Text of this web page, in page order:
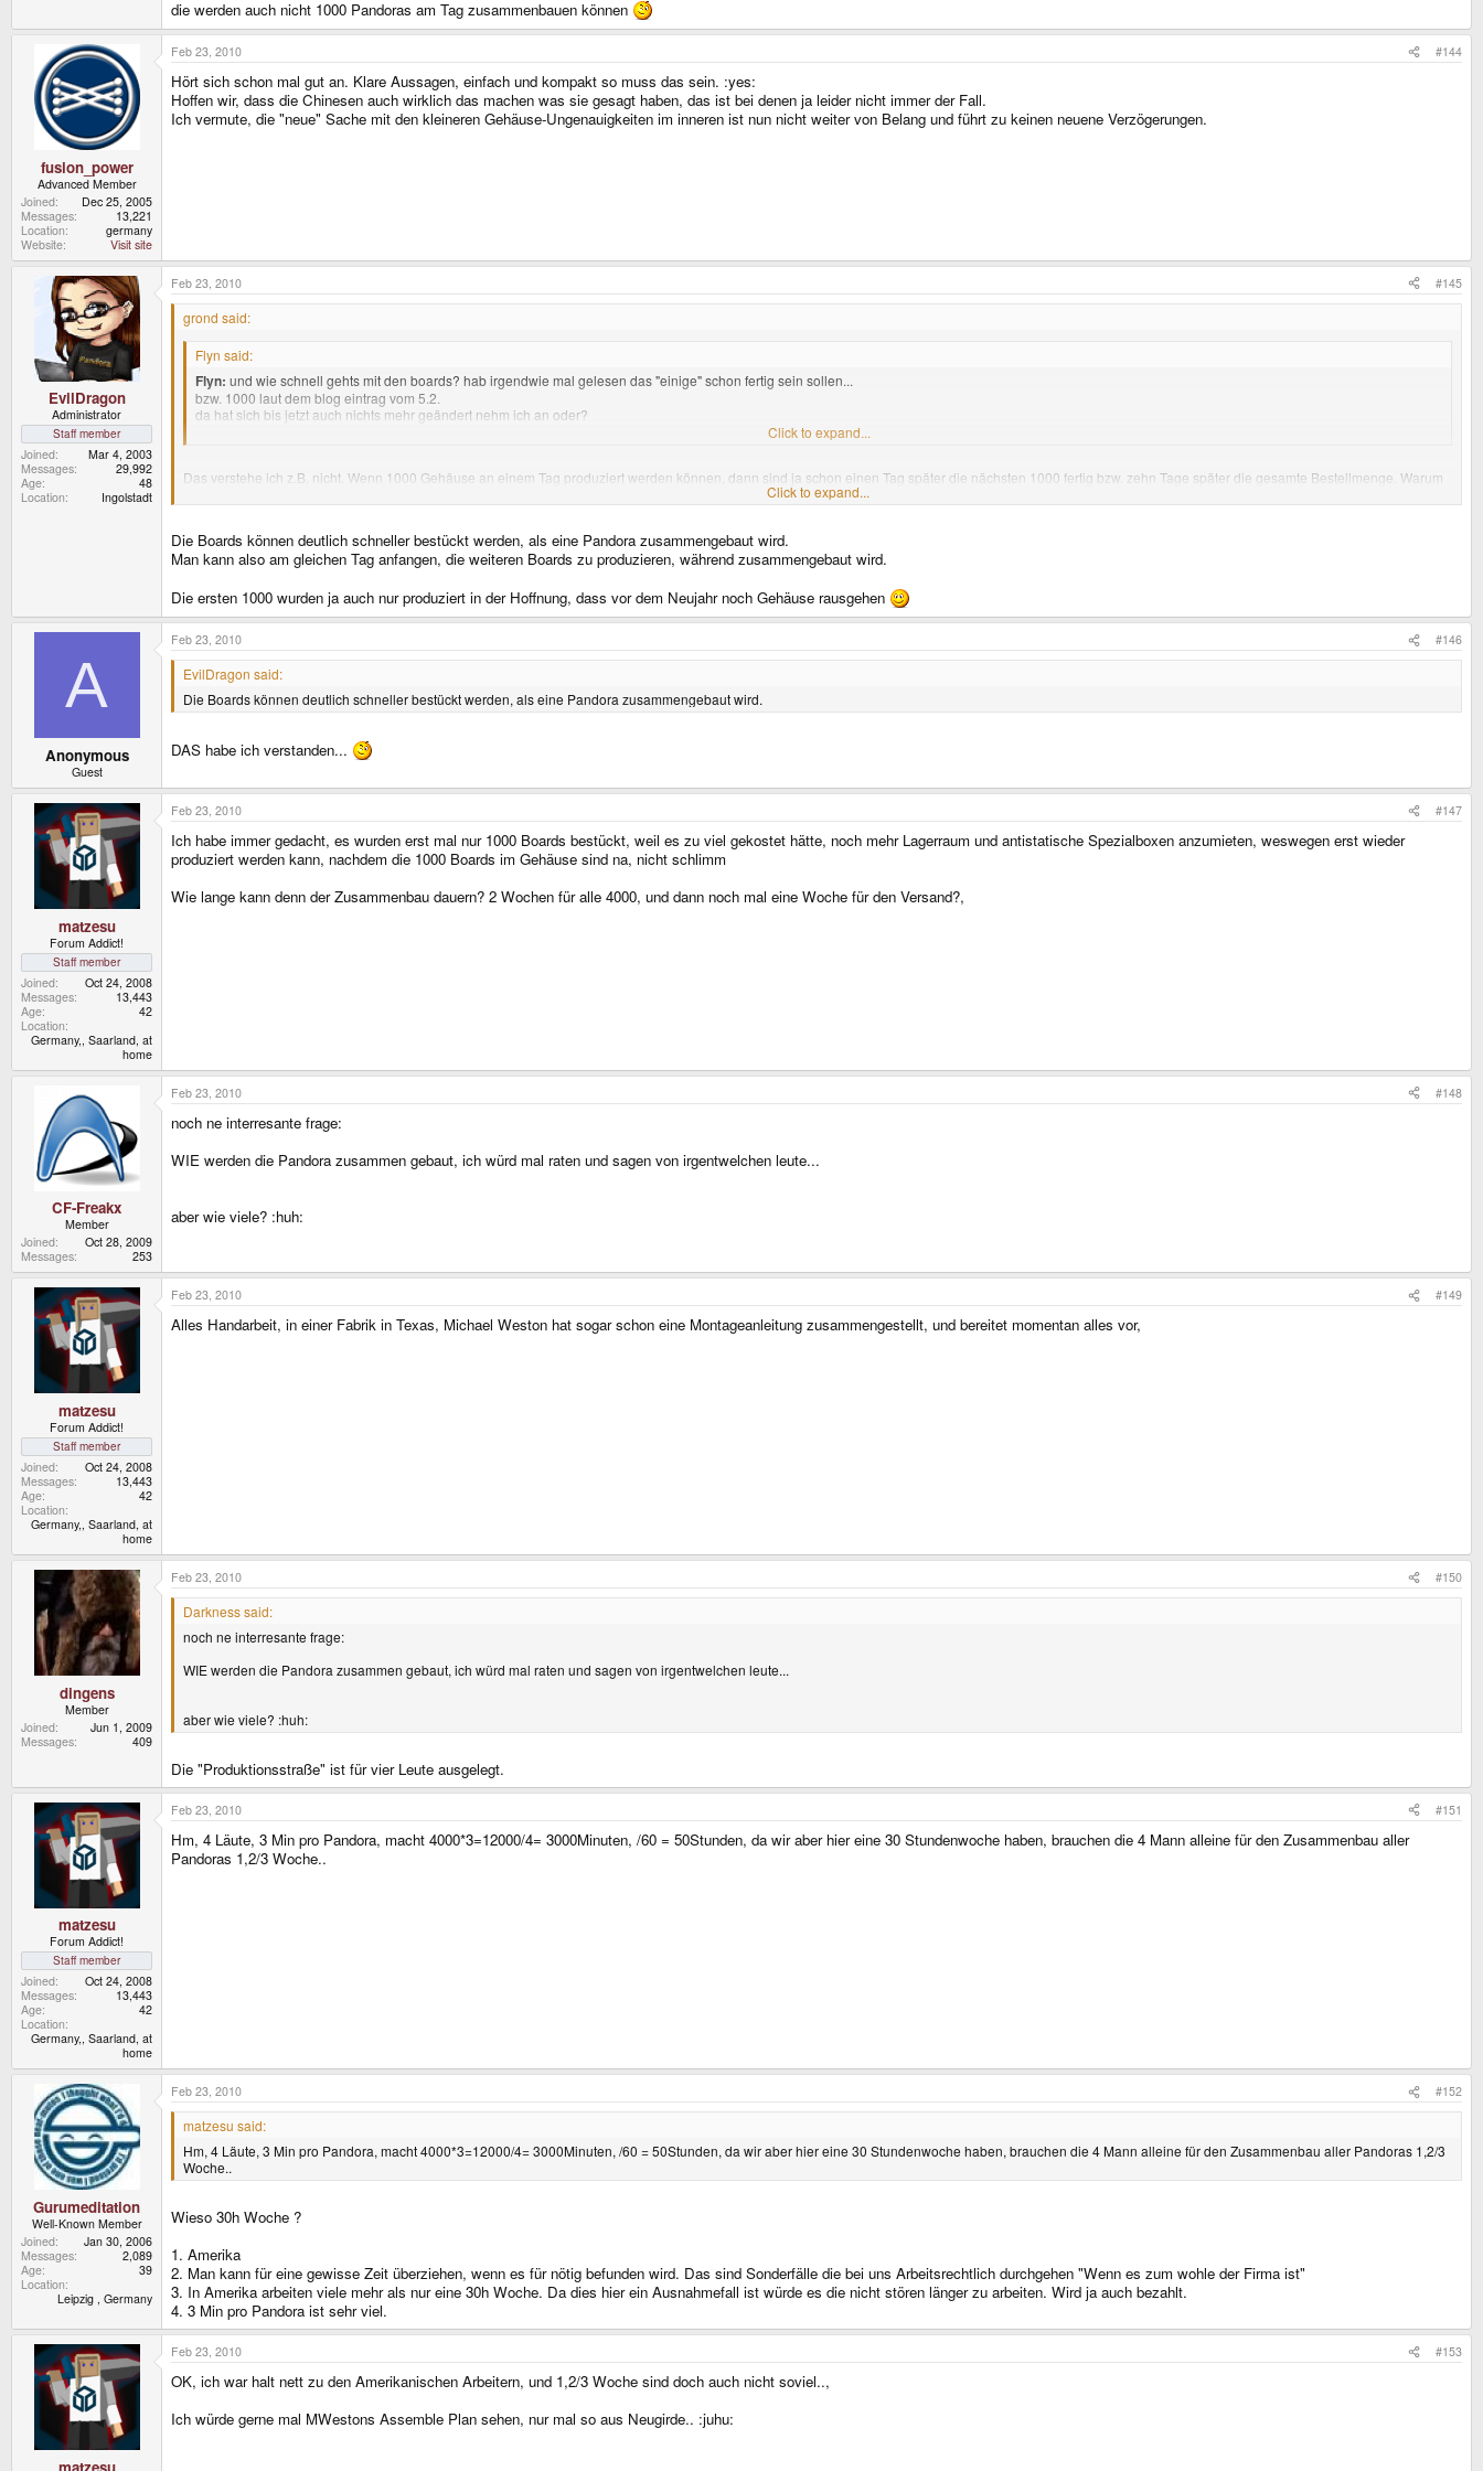
die werden auch nicht 1000 Pandoras am Tag zusammenbauen können
fusion_power
Advanced Member
Joined
Dec 25, 2005
Messages
13,221
Location
germany
Website
Visit site
Feb 23, 2010 #144
Hört sich schon mal gut an. Klare Aussagen, einfach und kompakt so muss das sein. :yes:
Hoffen wir, dass die Chinesen auch wirklich das machen was sie gesagt haben, das ist bei denen ja leider nicht immer der Fall.
Ich vermute, die "neue" Sache mit den kleineren Gehäuse-Ungenauigkeiten im inneren ist nun nicht weiter von Belang und führt zu keinen neuene Verzögerungen.
EvilDragon
Administrator
Staff member
Joined
Mar 4, 2003
Messages
29,992
Age
48
Location
Ingolstadt
Feb 23, 2010 #145
grond said:
Flyn said:
Flyn: und wie schnell gehts mit den boards? hab irgendwie mal gelesen das "einige" schon fertig sein sollen...
bzw. 1000 laut dem blog eintrag vom 5.2.
da hat sich bis jetzt auch nichts mehr geändert nehm ich an oder?
Die 1000 sind mit dem Testlauf durch, geht weiter, sobald es mit den Gehäusen los geht.Click to expand...
Das verstehe ich z.B. nicht. Wenn 1000 Gehäuse an einem Tag produziert werden können, dann sind ja schon einen Tag später die nächsten 1000 fertig bzw. zehn Tage später die gesamte Bestellmenge. Warum
wartet man dann aber mit der Boardproduktion? 1000 Stück an einem Tag wird man davon wohl eher nicht produzieren und bestücken können.
Click to expand...
Die Boards können deutlich schneller bestückt werden, als eine Pandora zusammengebaut wird.
Man kann also am gleichen Tag anfangen, die weiteren Boards zu produzieren, während zusammengebaut wird.
Die ersten 1000 wurden ja auch nur produziert in der Hoffnung, dass vor dem Neujahr noch Gehäuse rausgehen
A
Anonymous
Guest
Feb 23, 2010 #146
EvilDragon said:
Die Boards können deutlich schneller bestückt werden, als eine Pandora zusammengebaut wird.
DAS habe ich verstanden...
matzesu
Forum Addict!
Staff member
Joined
Oct 24, 2008
Messages
13,443
Age
42
Location
Germany,, Saarland, at
home
Feb 23, 2010 #147
Ich habe immer gedacht, es wurden erst mal nur 1000 Boards bestückt, weil es zu viel gekostet hätte, noch mehr Lagerraum und antistatische Spezialboxen anzumieten, weswegen erst wieder
produziert werden kann, nachdem die 1000 Boards im Gehäuse sind na, nicht schlimm
Wie lange kann denn der Zusammenbau dauern? 2 Wochen für alle 4000, und dann noch mal eine Woche für den Versand?,
CF-Freakx
Member
Joined
Oct 28, 2009
Messages
253
Feb 23, 2010 #148
noch ne interresante frage:
WIE werden die Pandora zusammen gebaut, ich würd mal raten und sagen von irgentwelchen leute...
aber wie viele? :huh:
matzesu
Forum Addict!
Staff member
Joined
Oct 24, 2008
Messages
13,443
Age
42
Location
Germany,, Saarland, at
home
Feb 23, 2010 #149
Alles Handarbeit, in einer Fabrik in Texas, Michael Weston hat sogar schon eine Montageanleitung zusammengestellt, und bereitet momentan alles vor,
dingens
Member
Joined
Jun 1, 2009
Messages
409
Feb 23, 2010 #150
Darkness said:
noch ne interresante frage:
WIE werden die Pandora zusammen gebaut, ich würd mal raten und sagen von irgentwelchen leute...
aber wie viele? :huh:
Die "Produktionsstraße" ist für vier Leute ausgelegt.
matzesu
Forum Addict!
Staff member
Joined
Oct 24, 2008
Messages
13,443
Age
42
Location
Germany,, Saarland, at
home
Feb 23, 2010 #151
Hm, 4 Läute, 3 Min pro Pandora, macht 4000*3=12000/4= 3000Minuten, /60 = 50Stunden, da wir aber hier eine 30 Stundenwoche haben, brauchen die 4 Mann alleine für den Zusammenbau aller
Pandoras 1,2/3 Woche..
Gurumeditation
Well-Known Member
Joined
Jan 30, 2006
Messages
2,089
Age
39
Location
Leipzig , Germany
Feb 23, 2010 #152
matzesu said:
Hm, 4 Läute, 3 Min pro Pandora, macht 4000*3=12000/4= 3000Minuten, /60 = 50Stunden, da wir aber hier eine 30 Stundenwoche haben, brauchen die 4 Mann alleine für den Zusammenbau aller Pandoras 1,2/3
Woche..
Wieso 30h Woche ?
1. Amerika
2. Man kann für eine gewisse Zeit überziehen, wenn es für nötig befunden wird. Das sind Sonderfälle die bei uns Arbeitsrechtlich durchgehen "Wenn es zum wohle der Firma ist"
3. In Amerika arbeiten viele mehr als nur eine 30h Woche. Da dies hier ein Ausnahmefall ist würde es die nicht stören länger zu arbeiten. Wird ja auch bezahlt.
4. 3 Min pro Pandora ist sehr viel.
matzesu
Feb 23, 2010 #153
OK, ich war halt nett zu den Amerikanischen Arbeitern, und 1,2/3 Woche sind doch auch nicht soviel..,
Ich würde gerne mal MWestons Assemble Plan sehen, nur mal so aus Neugirde.. :juhu: